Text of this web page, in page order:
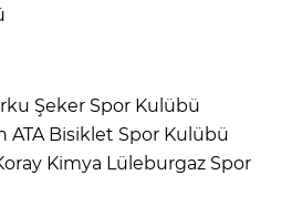
Şeker Spor Kulübü
ATA Bisiklet Spor Kulübü
Kimya Lüleburgaz Spor